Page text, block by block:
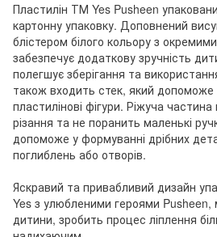
Пластилін ТМ Yes Pusheen
картонну упаковку. Доповнений
блістером білого кольору з
забезпечує додаткову зручність
полегшує зберігання та
також входить стек, який
пластилінові фігури. Ріжуча
різання та не поранить маленькі
допоможе у формуванні дрібних
поглиблень або отворів.
Яскравий та привабливий дизайн
Yes з улюбленими героями Pusheen,
дитини, зробить процес ліплення